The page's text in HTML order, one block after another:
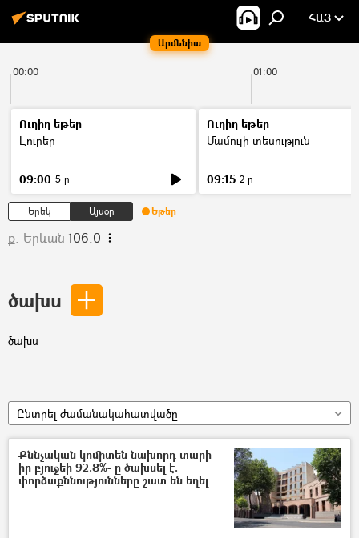
Արմենիա
ՀԱՅ
00:00 01:00
Ուղիղ եթեր
Լուրեր
09:00 5 ր
Ուղիղ եթեր
Մամուլի տեսություն
09:15 2 ր
Երեկ Այսօր Եթեր
ք. Երևան 106.0
ծախս
ծախս
Ընտրել ժամանակահատվածը
Քննչական կոմիտեն նախորդ տարի
իր բյուջեի 92.8%- ը ծախսել է.
փորձաքննությունները շատ են եղել